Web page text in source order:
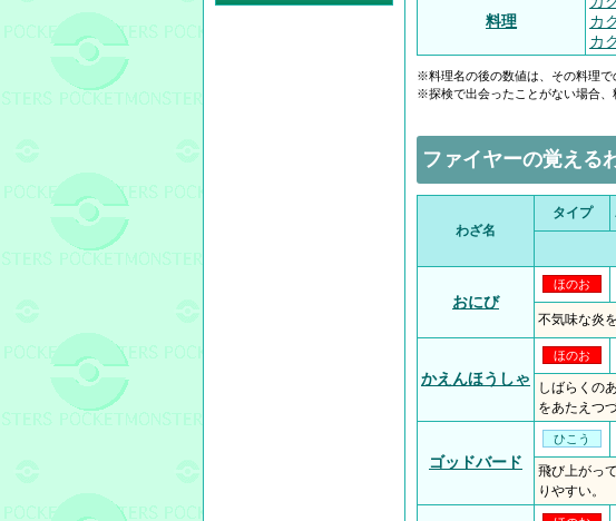
料理
カ
カ
※料理名の後の数値は、その料理で
※探検で出会ったことがない場合、
ファイヤーの覚える
わざ名
タイプ
おにび
ほのお
不気味な炎
かえんほうしゃ
ほのお
しばらくの
をあたえつ
ゴッドバード
ひこう
飛び上がっ
りやすい。